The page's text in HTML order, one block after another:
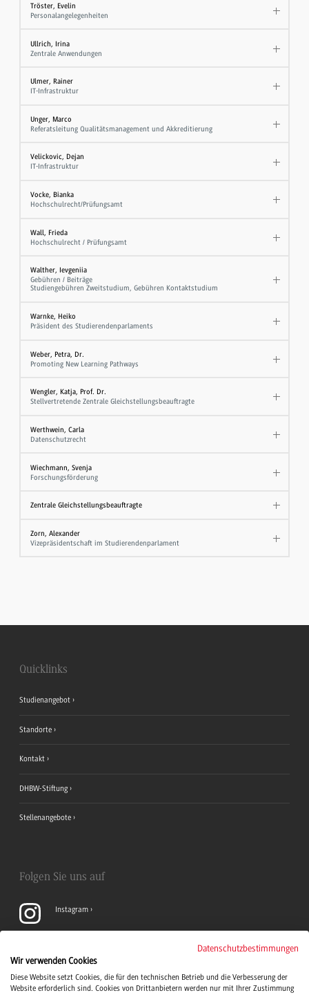
Tröster, Evelin
Personalangelegenheiten
Ullrich, Irina
Zentrale Anwendungen
Ulmer, Rainer
IT-Infrastruktur
Unger, Marco
Referatsleitung Qualitätsmanagement und Akkreditierung
Velickovic, Dejan
IT-Infrastruktur
Vocke, Bianka
Hochschulrecht/Prüfungsamt
Wall, Frieda
Hochschulrecht / Prüfungsamt
Walther, Ievgeniia
Gebühren / Beiträge
Studiengebühren Zweitstudium, Gebühren Kontaktstudium
Warnke, Heiko
Präsident des Studierendenparlaments
Weber, Petra, Dr.
Promoting New Learning Pathways
Wengler, Katja, Prof. Dr.
Stellvertretende Zentrale Gleichstellungsbeauftragte
Werthwein, Carla
Datenschutzrecht
Wiechmann, Svenja
Forschungsförderung
Zentrale Gleichstellungsbeauftragte
Zorn, Alexander
Vizepräsidentschaft im Studierendenparlament
Quicklinks
Studienangebot
Standorte
Kontakt
DHBW-Stiftung
Stellenangebote
Folgen Sie uns auf
Instagram
LinkedIn
Datenschutzbestimmungen
Wir verwenden Cookies
Diese Website setzt Cookies, die für den technischen Betrieb und die Verbesserung der
Website erforderlich sind. Cookies von Drittanbietern werden nur mit Ihrer Zustimmung